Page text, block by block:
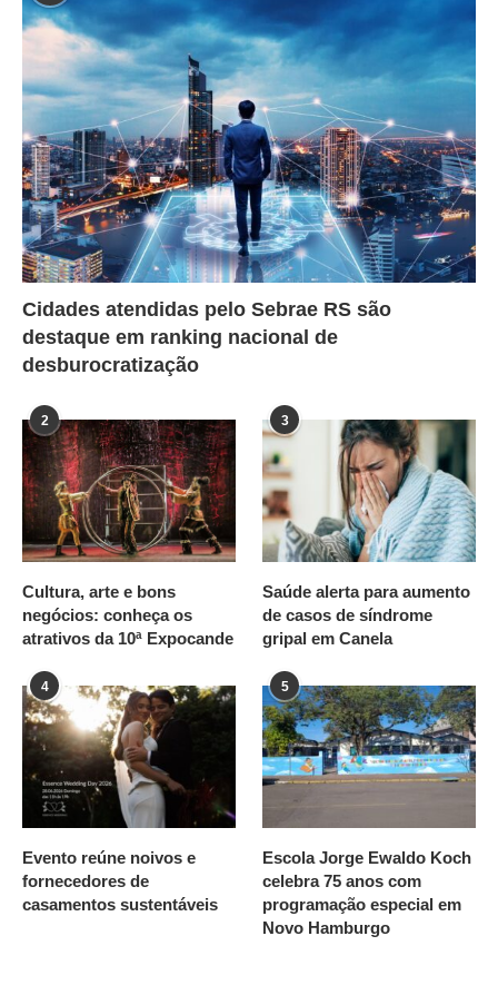
Cidades atendidas pelo Sebrae RS são
destaque em ranking nacional de
desburocratização
2
Cultura, arte e bons
negócios: conheça os
atrativos da 10ª Expocande
3
Saúde alerta para aumento
de casos de síndrome
gripal em Canela
4
Evento reúne noivos e
fornecedores de
casamentos sustentáveis
5
Escola Jorge Ewaldo Koch
celebra 75 anos com
programação especial em
Novo Hamburgo